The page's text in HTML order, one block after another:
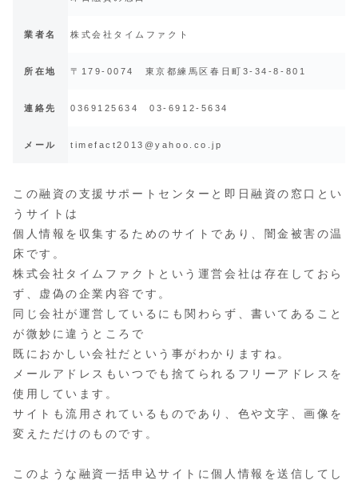
業者名 株式会社タイムファクト
所在地 〒179-0074 東京都練馬区春日町3-34-8-801
連絡先 0369125634 03-6912-5634
メール timefact2013@yahoo.co.jp
この融資の支援サポートセンターと即日融資の窓口とい
うサイトは
個人情報を収集するためのサイトであり、闇金被害の温
床です。
株式会社タイムファクトという運営会社は存在しておら
ず、虚偽の企業内容です。
同じ会社が運営しているにも関わらず、書いてあること
が微妙に違うところで
既におかしい会社だという事がわかりますね。
メールアドレスもいつでも捨てられるフリーアドレスを
使用しています。
サイトも流用されているものであり、色や文字、画像を
変えただけのものです。
このような融資一括申込サイトに個人情報を送信してし